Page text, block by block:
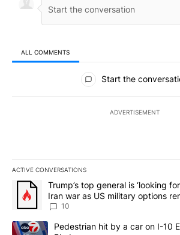
ALL COMMENTS
All Comments
Start the
ADVERTISEMENT
ACTIVE CONVERSATIONS
The following is a list of the most
A trending article titled "Trump’s top
Trump’s top general is ‘looking
Iran war as US military options
sources say
10
A trending article titled "Pedestrian hit by
Pedestrian hit by a car on I-10